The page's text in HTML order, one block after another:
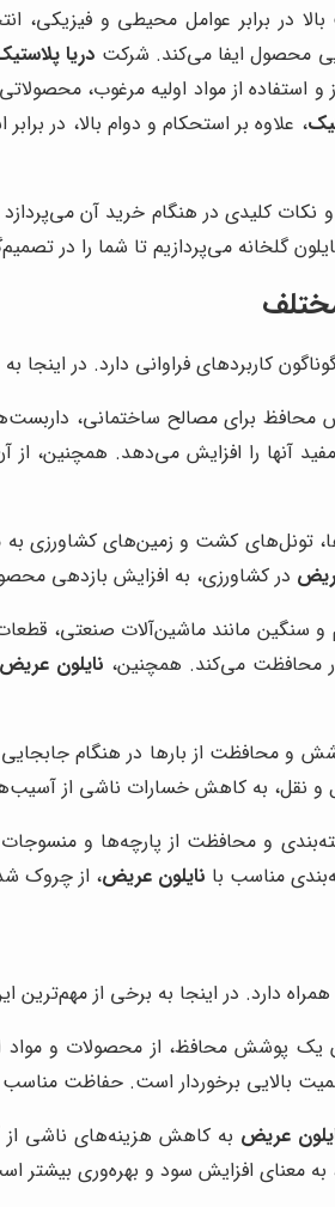
در برابر عوامل محیطی و فیزیکی،
محصول ایفا می‌کند. شرکت دریا
از مواد اولیه مرغوب، محصولاتی
و نکات کلیدی در هنگام خرید آن
گلخانه می‌پردازیم تا شما را در
کاربردهای فراوانی دارد. در اینجا
برای مصالح ساختمانی، داربست‌ها
آنها را افزایش می‌دهد. همچنین،
تونل‌های کشت و زمین‌های کشاورزی
در کشاورزی، به افزایش بازدهی
مانند ماشین‌آلات صنعتی، قطعات
محافظت می‌کند. همچنین، نایلون عریض
و محافظت از بارها در هنگام
و نقل، به کاهش خسارات ناشی از
و محافظت از پارچه‌ها و منسوجات
مناسب با نایلون عریض، از چروک
دارد. در اینجا به برخی از مهم‌ترین
یک پوشش محافظ، از محصولات و مواد
بالایی برخوردار است. حفاظت مناسب
عریض به کاهش هزینه‌های ناشی
معنای افزایش سود و بهره‌وری بیشتر